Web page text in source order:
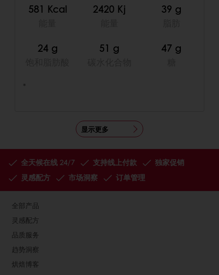
581 Kcal
2420 Kj 39 g
24 g 51 g 47 g
*
显示更多
全天候在线 24/7 支持线上付款
独家促销
灵感配方
市场洞察 订单管理
全部产品
灵感配方
品质服务
趋势洞察
烘焙博客